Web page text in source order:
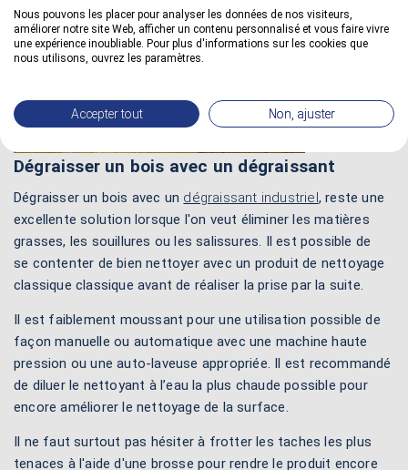
Dégraisser un bois avec un dégraissant
Dégraisser un bois avec un dégraissant industriel, reste une
excellente solution lorsque l'on veut éliminer les matières
grasses, les souillures ou les salissures. Il est possible de
se contenter de bien nettoyer avec un produit de nettoyage
classique classique avant de réaliser la prise par la suite.
Il est faiblement moussant pour une utilisation possible de
façon manuelle ou automatique avec une machine haute
pression ou une auto-laveuse appropriée. Il est recommandé
de diluer le nettoyant à l’eau la plus chaude possible pour
encore améliorer le nettoyage de la surface.
Il ne faut surtout pas hésiter à frotter les taches les plus
tenaces à l'aide d'une brosse pour rendre le produit encore
Nous pouvons les placer pour analyser les données de nos visiteurs,
améliorer notre site Web, afficher un contenu personnalisé et vous faire vivre
une expérience inoubliable. Pour plus d'informations sur les cookies que
nous utilisons, ouvrez les paramètres.
Accepter tout Non, ajuster